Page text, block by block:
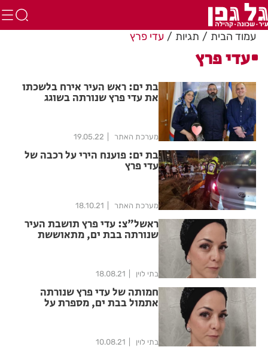
עמוד הבית תגיות עדי פרץ
עדי פרץ
בת ים: ראש העיר אירח בלשכתו
את עדי פרץ שנורתה בשוגג
מערכת האתר 19.05.22
בת ים: פוענח הירי על רכבה של
עדי פרץ
מערכת האתר 18.10.21
ראשל"צ: עדי פרץ תושבת העיר
שנורתה בבת ים, מתאוששת
בתי לוין 18.08.21
חמותה של עדי פרץ שנורתה
אתמול בבת ים, מספרת על
הרגעים הקשים
בתי לוין 10.08.21